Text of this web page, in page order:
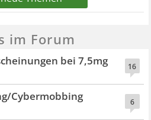
im Forum
16
bei 7,5mg
6
Cybermobbing